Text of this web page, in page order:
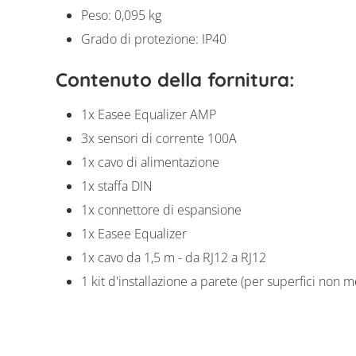
Peso: 0,095 kg
Grado di protezione: IP40
Contenuto della fornitura:
1x Easee Equalizer AMP
3x sensori di corrente 100A
1x cavo di alimentazione
1x staffa DIN
1x connettore di espansione
1x Easee Equalizer
1x cavo da 1,5 m - da RJ12 a RJ12
1 kit d'installazione a parete (per superfici non